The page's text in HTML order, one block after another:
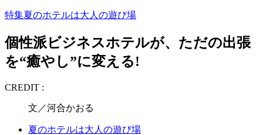
特集夏のホテルは大人の遊び場
個性派ビジネスホテルが、ただの出張
を“癒やし”に変える!
CREDIT :
文／河合かおる
夏のホテルは大人の遊び場